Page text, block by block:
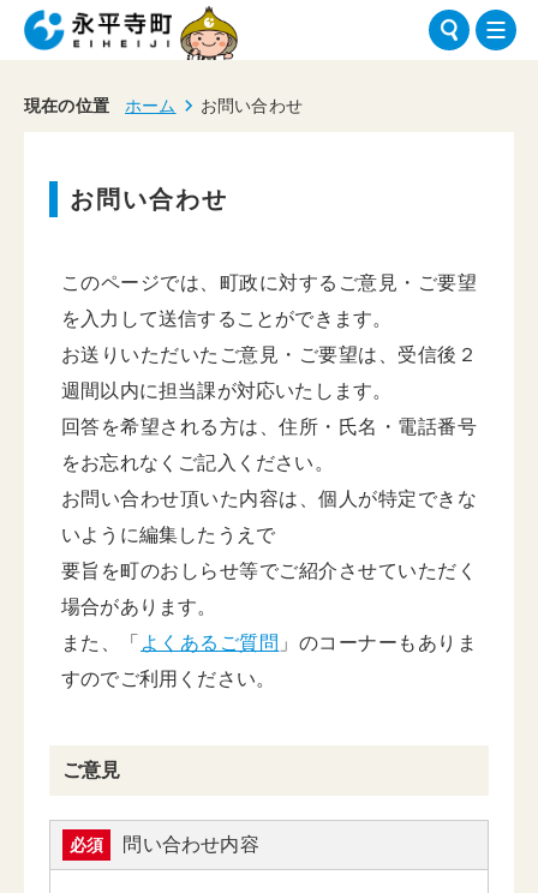
現在の位置 ホーム お問い合わせ
お問い合わせ
このページでは、町政に対するご意見・ご要望
を入力して送信することができます。
お送りいただいたご意見・ご要望は、受信後２
週間以内に担当課が対応いたします。
回答を希望される方は、住所・氏名・電話番号
をお忘れなくご記入ください。
お問い合わせ頂いた内容は、個人が特定できな
いように編集したうえで
要旨を町のおしらせ等でご紹介させていただく
場合があります。
また、「 よくあるご質問 」のコーナーもありま
すのでご利用ください。
ご意見
必須 問い合わせ内容